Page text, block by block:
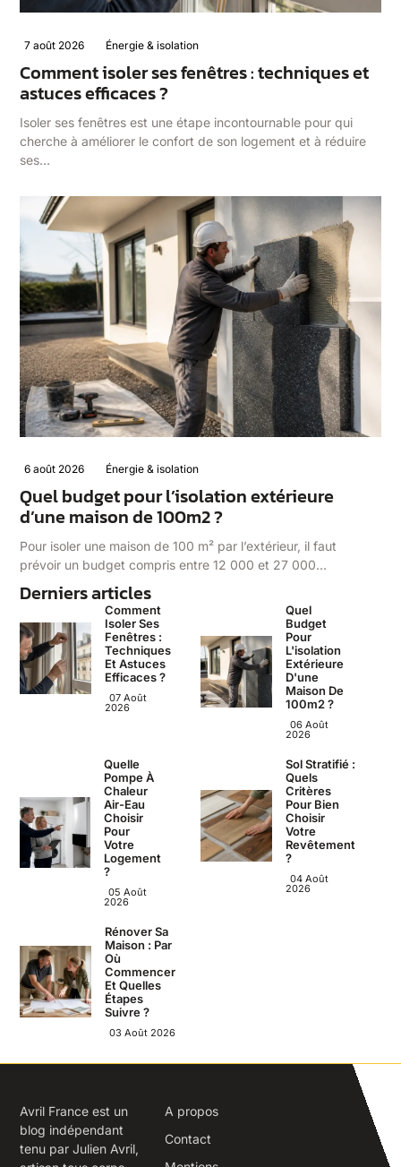
7 août 2026 Énergie & isolation
Comment isoler ses fenêtres : techniques et
astuces efficaces ?
Isoler ses fenêtres est une étape incontournable pour qui
cherche à améliorer le confort de son logement et à réduire
ses…
6 août 2026 Énergie & isolation
Quel budget pour l’isolation extérieure
d’une maison de 100m2 ?
Pour isoler une maison de 100 m² par l’extérieur, il faut
prévoir un budget compris entre 12 000 et 27 000…
Derniers articles
Comment
Isoler Ses
Fenêtres :
Techniques
Et Astuces
Efficaces ?
07 Août
2026
Quel
Budget
Pour
L'isolation
Extérieure
D'une
Maison De
100m2 ?
06 Août
2026
Quelle
Pompe À
Chaleur
Air-Eau
Choisir
Pour
Votre
Logement
?
05 Août
2026
Sol Stratifié :
Quels
Critères
Pour Bien
Choisir
Votre
Revêtement
?
04 Août
2026
Rénover Sa
Maison : Par
Où
Commencer
Et Quelles
Étapes
Suivre ?
03 Août 2026
Avril France est un
blog indépendant
tenu par Julien Avril,
A propos
Contact